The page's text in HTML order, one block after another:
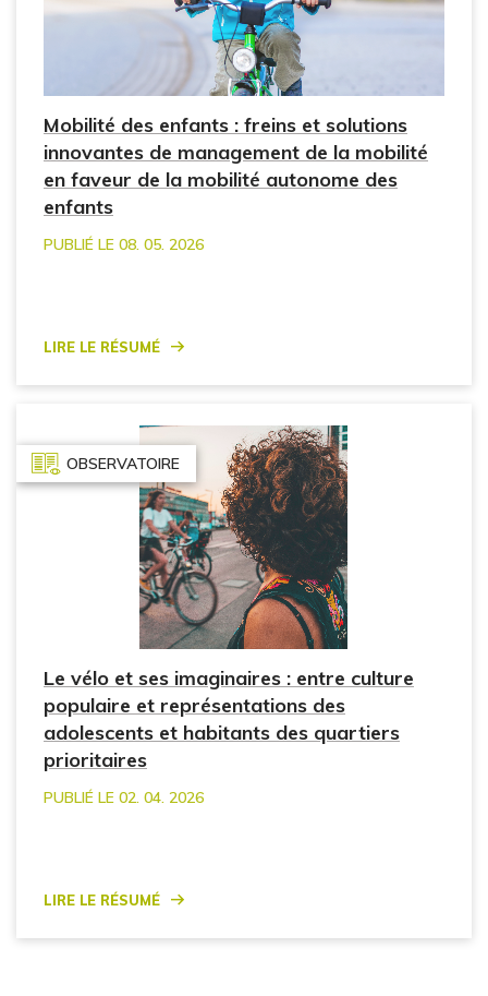
Mobilité des enfants : freins et solutions
innovantes de management de la mobilité
en faveur de la mobilité autonome des
enfants
PUBLIÉ LE 08. 05. 2026
Lire le résumé
OBSERVATOIRE
Le vélo et ses imaginaires : entre culture
populaire et représentations des
adolescents et habitants des quartiers
prioritaires
PUBLIÉ LE 02. 04. 2026
Lire le résumé